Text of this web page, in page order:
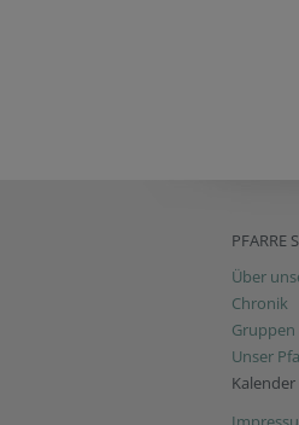
PFARRE
Über
Chronik
Unser
Kalender